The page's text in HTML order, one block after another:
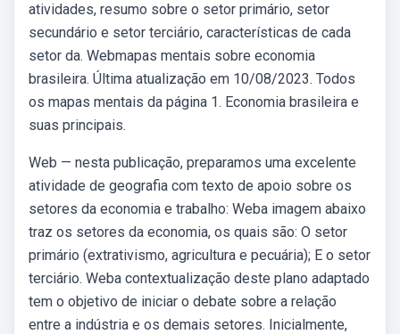
atividades, resumo sobre o setor primário, setor
secundário e setor terciário, características de cada
setor da. Webmapas mentais sobre economia
brasileira. Última atualização em 10/08/2023. Todos
os mapas mentais da página 1. Economia brasileira e
suas principais.
Web — nesta publicação, preparamos uma excelente
atividade de geografia com texto de apoio sobre os
setores da economia e trabalho: Weba imagem abaixo
traz os setores da economia, os quais são: O setor
primário (extrativismo, agricultura e pecuária); E o setor
terciário. Weba contextualização deste plano adaptado
tem o objetivo de iniciar o debate sobre a relação
entre a indústria e os demais setores. Inicialmente,